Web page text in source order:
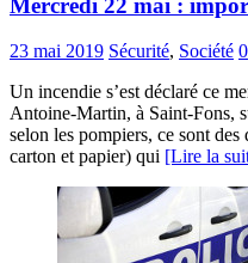
23 mai 2019 Sécurité, Société 0
Un incendie s’est déclaré ce
Antoine-Martin, à Saint-Fons,
selon les pompiers, ce sont
carton et papier) qui [Lire la